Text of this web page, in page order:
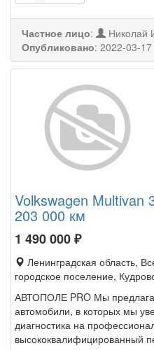
Частное лицо:
Николай
Опубликовано: 2022-03-
Volkswagen Multivan
203 000 км
1 490 000₽
Ленинградская область,
городское поселение,
АВТОПОЛЕ PRO Мы
автомобили, в которых мы
диагностика на
высококвалифицированный